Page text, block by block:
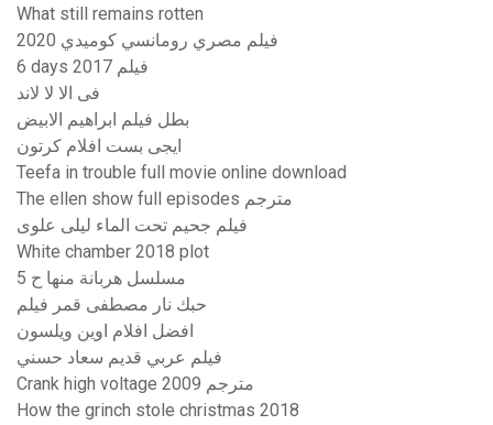
What still remains rotten
فيلم مصري رومانسي كوميدي 2020
6 days 2017 فیلم
فى الا لا لاند
بطل فيلم ابراهيم الابيض
ايجى بست افلام كرتون
Teefa in trouble full movie online download
The ellen show full episodes مترجم
فيلم جحيم تحت الماء ليلى علوى
White chamber 2018 plot
مسلسل هربانة منها ح 5
حبك نار مصطفى قمر فيلم
افضل افلام اوين ويلسون
فيلم عربي قديم سعاد حسني
Crank high voltage 2009 مترجم
How the grinch stole christmas 2018